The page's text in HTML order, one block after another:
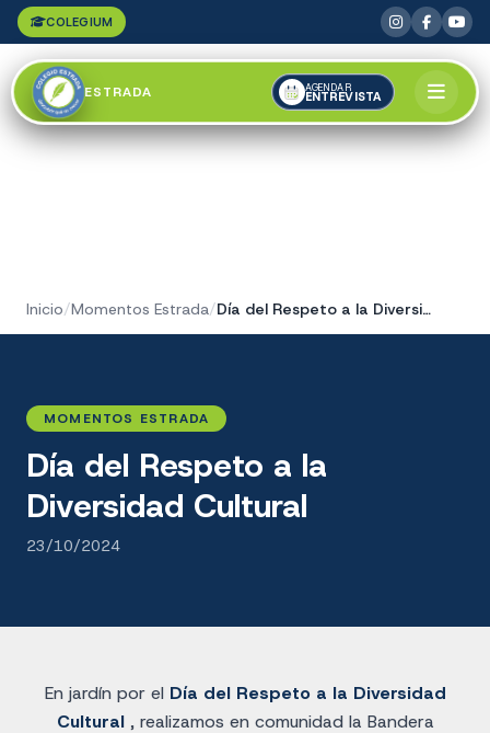
COLEGIUM
ESTRADA AGENDAR
ENTREVISTA
Inicio/Momentos Estrada/ Día del Respeto a la Diversidad Cultural
MOMENTOS ESTRADA
Día del Respeto a la
Diversidad Cultural
23/10/2024
En jardín por el Día del Respeto a la Diversidad
Cultural, realizamos en comunidad la Bandera